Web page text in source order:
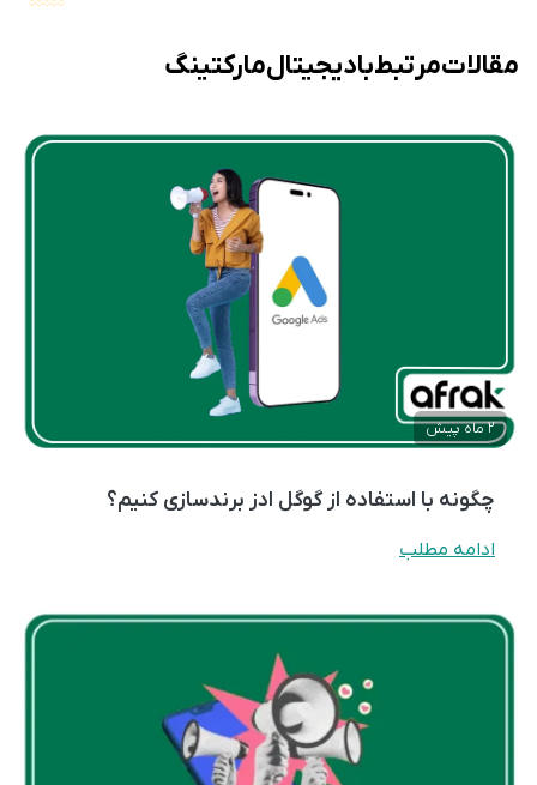
مقالات مرتبط با دیجیتال مارکتینگ
2 ماه پیش
چگونه با استفاده از گوگل ادز برندسازی کنیم؟
ادامه مطلب